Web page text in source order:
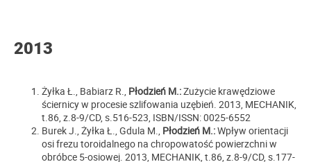
2013
Żyłka Ł., Babiarz R., Płodzień M.:Zużycie krawędziowe
ściernicy w procesie szlifowania uzębień. 2013, MECHANIK,
t.86, z.8-9/CD, s.516-523, ISBN/ISSN: 0025-6552
Burek J., Żyłka Ł., Gdula M., Płodzień M.:Wpływ orientacji
osi frezu toroidalnego na chropowatość powierzchni w
obróbce 5-osiowej. 2013, MECHANIK, t.86, z.8-9/CD, s.177-